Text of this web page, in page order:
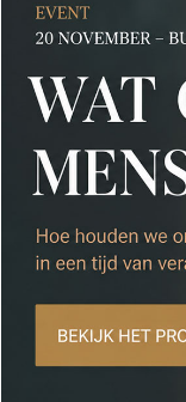
gewenst
dat als
met vijf
kunnen wij leveren.